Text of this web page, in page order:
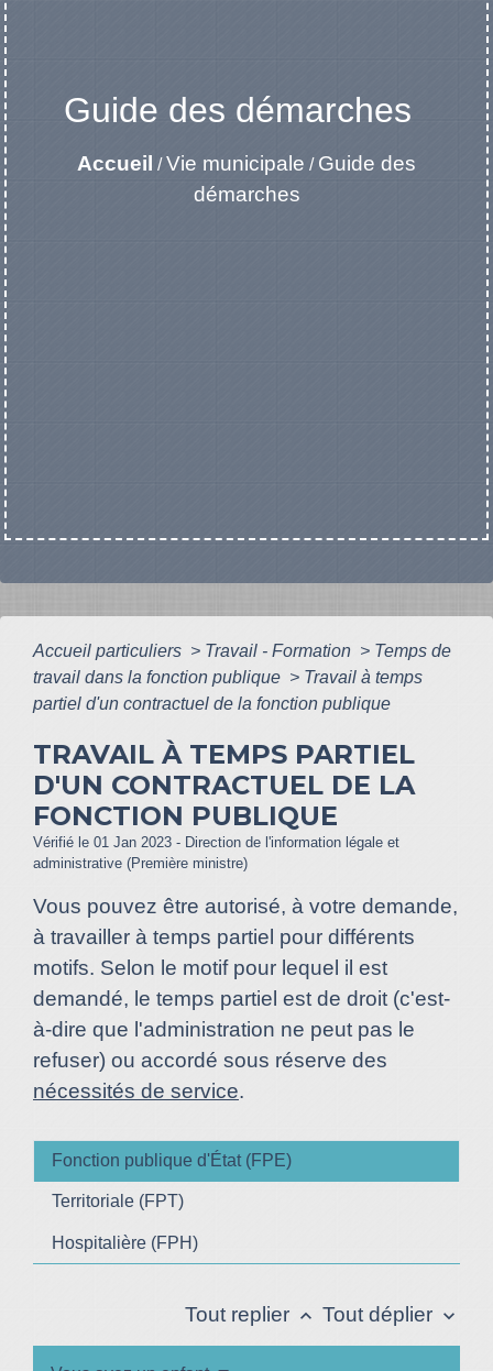
Guide des démarches
Accueil /Vie municipale / Guide des
démarches
Accueil particuliers > Travail - Formation > Temps de
travail dans la fonction publique > Travail à temps
partiel d'un contractuel de la fonction publique
TRAVAIL À TEMPS PARTIEL
D'UN CONTRACTUEL DE LA
FONCTION PUBLIQUE
Vérifié le 01 Jan 2023 - Direction de l'information légale et
administrative (Première ministre)
Vous pouvez être autorisé, à votre demande,
à travailler à temps partiel pour différents
motifs. Selon le motif pour lequel il est
demandé, le temps partiel est de droit (c'est-
à-dire que l'administration ne peut pas le
refuser) ou accordé sous réserve des
nécessités de service.
Fonction publique d'État (FPE)
Territoriale (FPT)
Hospitalière (FPH)
Tout replier keyboard_arrow_up Tout déplier keyboard_arrow_down